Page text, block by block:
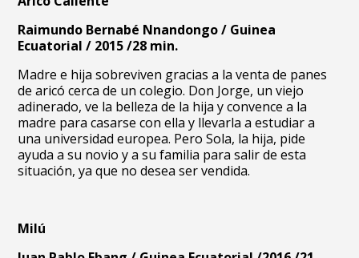
Raimundo Bernabé Nnandongo / Guinea
Ecuatorial / 2015 /28 min.
Madre e hija sobreviven gracias a la venta de panes
de aricó cerca de un colegio. Don Jorge, un viejo
adinerado, ve la belleza de la hija y convence a la
madre para casarse con ella y llevarla a estudiar a
una universidad europea. Pero Sola, la hija, pide
ayuda a su novio y a su familia para salir de esta
situación, ya que no desea ser vendida.
Milú